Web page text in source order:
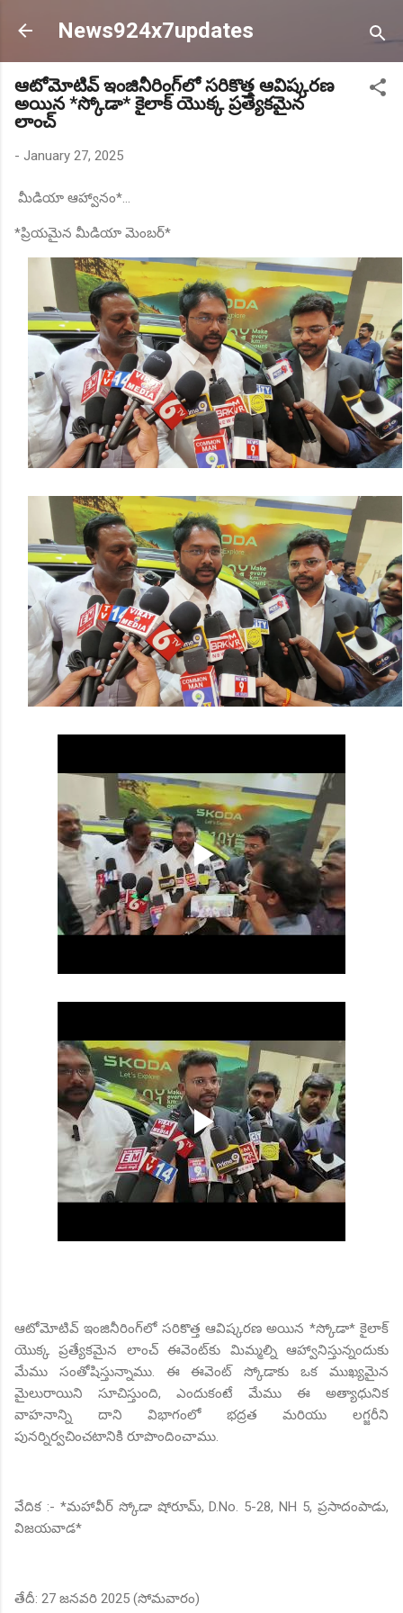
Skip to main content
News924x7updates
ఆటోమోటివ్ ఇంజినీరింగ్‌లో సరికొత్త ఆవిష్కరణ
అయిన *స్కోడా* కైలాక్ యొక్క ప్రత్యేకమైన
లాంచ్
- January 27, 2025
మీడియా ఆహ్వానం*...
*ప్రియమైన మీడియా మెంబర్*
ఆటోమోటివ్ ఇంజినీరింగ్‌లో సరికొత్త ఆవిష్కరణ అయిన *స్కోడా* కైలాక్
యొక్క ప్రత్యేకమైన లాంచ్ ఈవెంట్‌కు మిమ్మల్ని ఆహ్వానిస్తున్నందుకు
మేము సంతోషిస్తున్నాము. ఈ ఈవెంట్ స్కోడాకు ఒక ముఖ్యమైన
మైలురాయిని సూచిస్తుంది, ఎందుకంటే మేము ఈ అత్యాధునిక
వాహనాన్ని దాని విభాగంలో భద్రత మరియు లగ్జరీని
పునర్నిర్వచించటానికి రూపొందించాము.
వేదిక :- *మహావీర్ స్కోడా షోరూమ్, D.No. 5-28, NH 5, ప్రసాదంపాడు,
విజయవాడ*
తేదీ: 27 జనవరి 2025 (సోమవారం)